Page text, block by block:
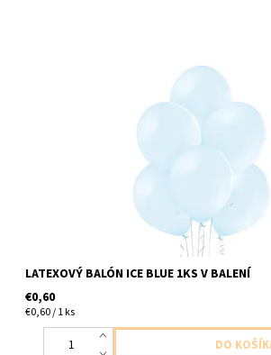
latexovy balon ladovo modra 1ks v baleni
dodavame nenafukany
LATEXOVÝ BALÓN ICE BLUE 1KS V BALENÍ
€0,60
€0,60 / 1 ks